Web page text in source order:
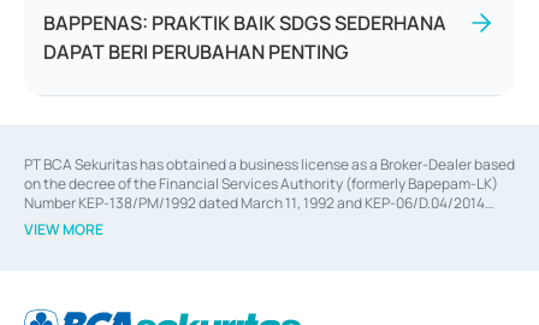
BAPPENAS: PRAKTIK BAIK SDGS SEDERHANA
DAPAT BERI PERUBAHAN PENTING
PT BCA Sekuritas has obtained a business license as a Broker-Dealer based
on the decree of the Financial Services Authority (formerly Bapepam-LK)
Number KEP-138/PM/1992 dated March 11, 1992 and KEP-06/D.04/2014
dated February 28, 2014, a business license as an Underwriter based on the
decree of the Financial Services Authority Number KEP-12/PM/PEE/1997
Financial Services Authority Number S-67/PM.21/2014 dated February 28,
VIEW MORE